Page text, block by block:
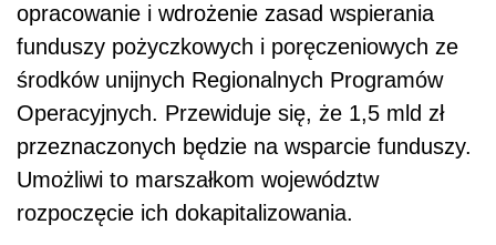
opracowanie i wdrożenie zasad wspierania
funduszy pożyczkowych i poręczeniowych ze
środków unijnych Regionalnych Programów
Operacyjnych. Przewiduje się, że 1,5 mld zł
przeznaczonych będzie na wsparcie funduszy.
Umożliwi to marszałkom województw
rozpoczęcie ich dokapitalizowania.